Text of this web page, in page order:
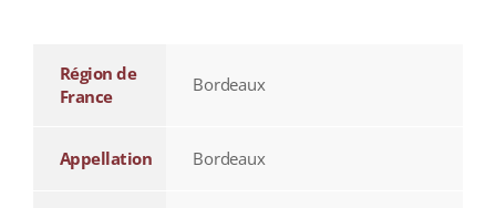
Région de
France
Bordeaux
Appellation Bordeaux